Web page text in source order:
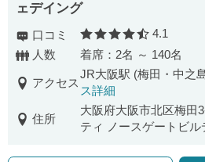
ェデイング
口コミ 口コミ評価
4.1
人数
着席：2名 ～ 140名
アクセス
JR大阪駅 (梅田・中之
ス詳細
住所
大阪府大阪市北区梅田
ティ ノースゲートビル